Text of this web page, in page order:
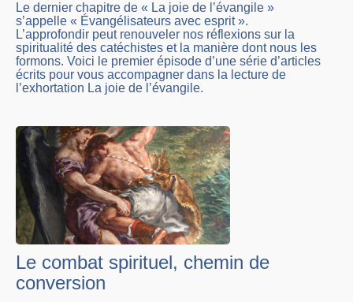
Le dernier chapitre de « La joie de l’évangile »
s’appelle « Évangélisateurs avec esprit ».
L’approfondir peut renouveler nos réflexions sur la
spiritualité des catéchistes et la manière dont nous les
formons. Voici le premier épisode d’une série d’articles
écrits pour vous accompagner dans la lecture de
l’exhortation La joie de l’évangile.
Le combat spirituel, chemin de
conversion